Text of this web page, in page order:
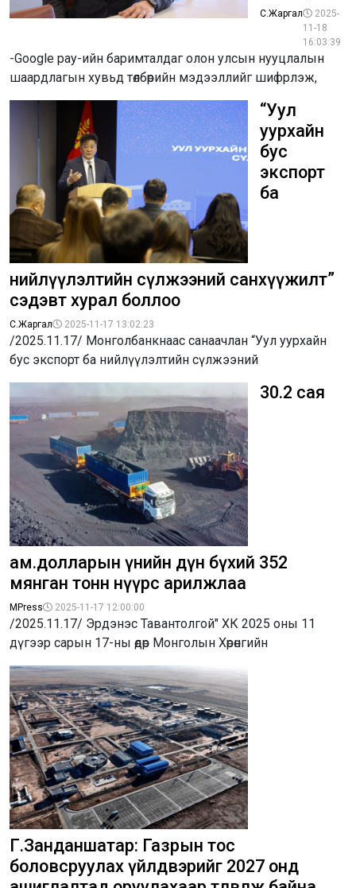
С.Жаргал
2025-
11-18
16:03:39
-Google pay-ийн баримталдаг олон улсын нууцлалын
шаардлагын хувьд төлбөрийн мэдээллийг шифрлэж,
“Уул
уурхайн
бус
экспорт
ба
нийлүүлэлтийн сүлжээний санхүүжилт”
сэдэвт хурал боллоо
С.Жаргал 2025-11-17 13:02:23
/2025.11.17/ Монголбанкнаас санаачлан “Уул уурхайн
бус экспорт ба нийлүүлэлтийн сүлжээний
30.2 сая
ам.долларын үнийн дүн бүхий 352
мянган тонн нүүрс арилжлаа
MPress 2025-11-17 12:00:00
/2025.11.17/ Эрдэнэс Тавантолгой" ХК 2025 оны 11
дүгээр сарын 17-ны өдөр Монголын Хөрөнгийн
Г.Занданшатар: Газрын тос
боловсруулах үйлдвэрийг 2027 онд